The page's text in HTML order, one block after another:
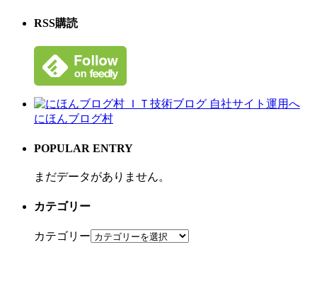
RSS購読
にほんブログ村
POPULAR ENTRY
まだデータがありません。
カテゴリー
カテゴリー